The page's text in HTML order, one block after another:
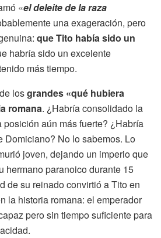
«el deleite de la raza
una exageración, pero
que Tito había sido un
habría sido un excelente
más tiempo.
losgrandes «qué hubiera
romana. ¿Habría consolidado la
aún más fuerte? ¿Habría
Domiciano? No lo sabemos. Lo
joven, dejando un imperio que
hermano paranoico durante 15
de su reinado convirtió a Tito en
la historia romana: el emperador
pero sin tiempo suficiente para